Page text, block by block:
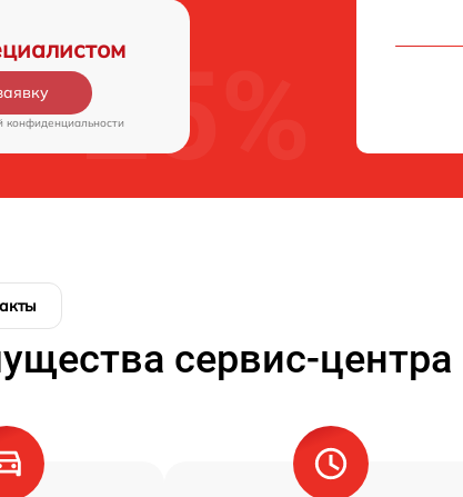
конфиденциальности
сервис-центра